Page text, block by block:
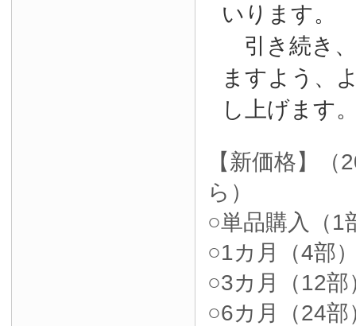
いります。
引き続き
ますよう、
し上げます
【新価格】
ら）
○単品購入（1
○1カ月（4部
○3カ月（12
○6カ月（24